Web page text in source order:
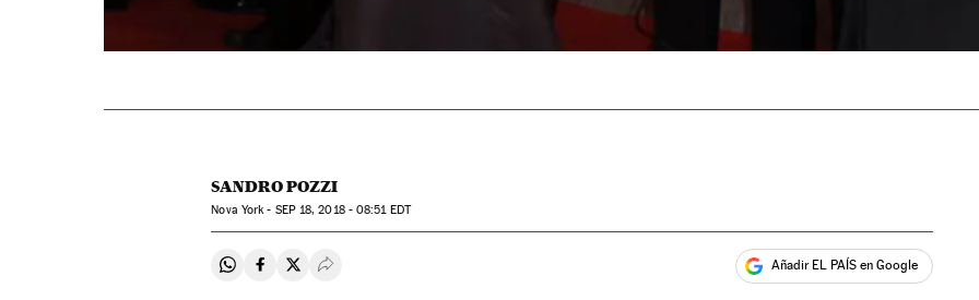
SANDRO POZZI
Nova York - SEP18, 2018 - 08:51EDT
Compartir en Whatsapp
Compartir en Facebook
Compartir en Twitter
Desplegar Redes Sociales Añadir EL PAÍS en Google